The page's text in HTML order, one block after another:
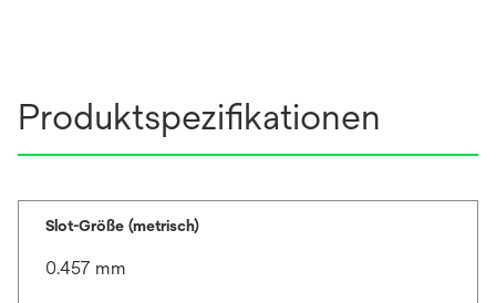
Produktspezifikationen
Slot-Größe (metrisch)
0.457 mm